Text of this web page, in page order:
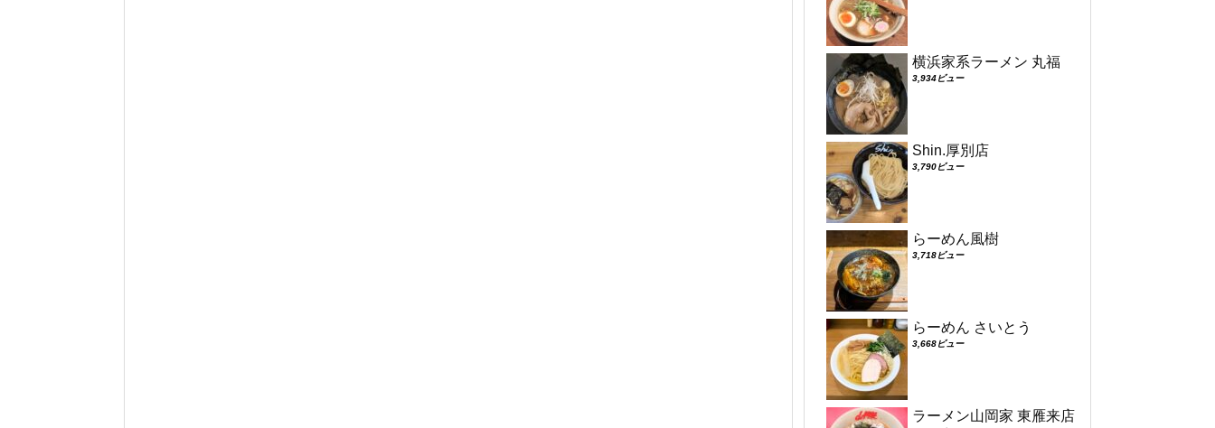
横浜家系ラーメン 丸福
3,934ビュー
Shin.厚別店
3,790ビュー
らーめん風樹
3,718ビュー
らーめん さいとう
3,668ビュー
ラーメン山岡家 東雁来店